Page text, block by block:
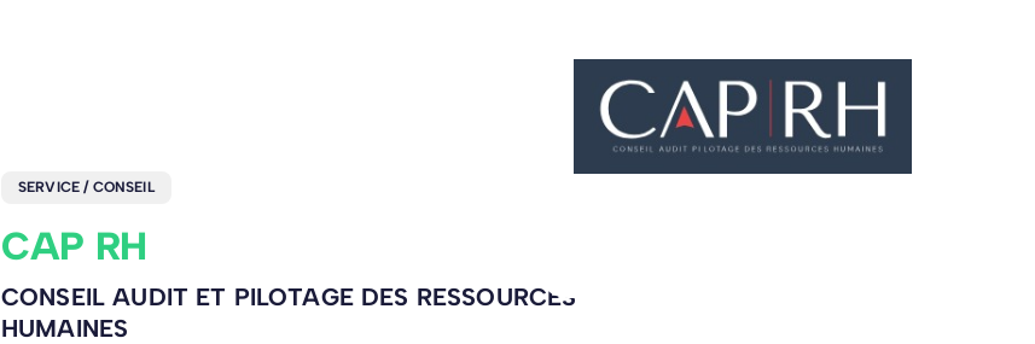
SERVICE / CONSEIL
CAP RH
CONSEIL AUDIT ET PILOTAGE DES RESSOURCES
HUMAINES